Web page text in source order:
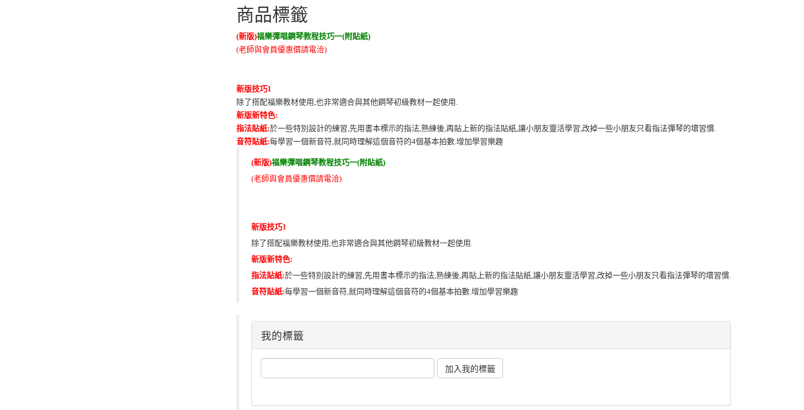
商品標籤
(新版)福樂彈唱鋼琴教程技巧一(附貼紙)
(老師與會員優惠價請電洽)
新版技巧1
除了搭配福樂教材使用,也非常適合與其他鋼琴初級教材一起使用 .
新版新特色:
指法貼紙:於一些特別設計的練習,先用書本標示的指法,熟練後,再貼上新的指法貼紙,讓小朋友靈活學習,改掉一些小朋友只看指法彈琴的壞習慣.
音符貼紙:每學習一個新音符,就同時理解這個音符的4個基本拍數.增加學習樂趣
(新版)福樂彈唱鋼琴教程技巧一(附貼紙)
(老師與會員優惠價請電洽)
新版技巧1
除了搭配福樂教材使用,也非常適合與其他鋼琴初級教材一起使用 .
新版新特色:
指法貼紙:於一些特別設計的練習,先用書本標示的指法,熟練後,再貼上新的指法貼紙,讓小朋友靈活學習,改掉一些小朋友只看指法彈琴的壞習慣.
音符貼紙:每學習一個新音符,就同時理解這個音符的4個基本拍數.增加學習樂趣
我的標籤